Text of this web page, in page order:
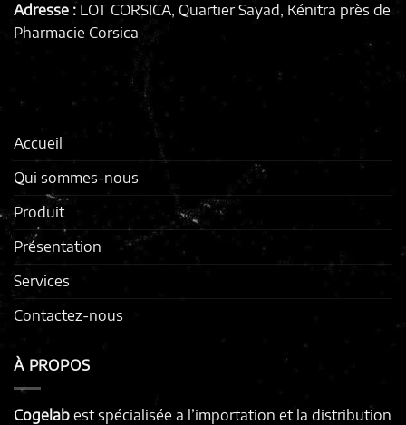
Adresse : LOT CORSICA, Quartier Sayad, Kénitra près de
Pharmacie Corsica
Accueil
Qui sommes-nous
Produit
Présentation
Services
Contactez-nous
À PROPOS
Cogelab est spécialisée a l’importation et la distribution